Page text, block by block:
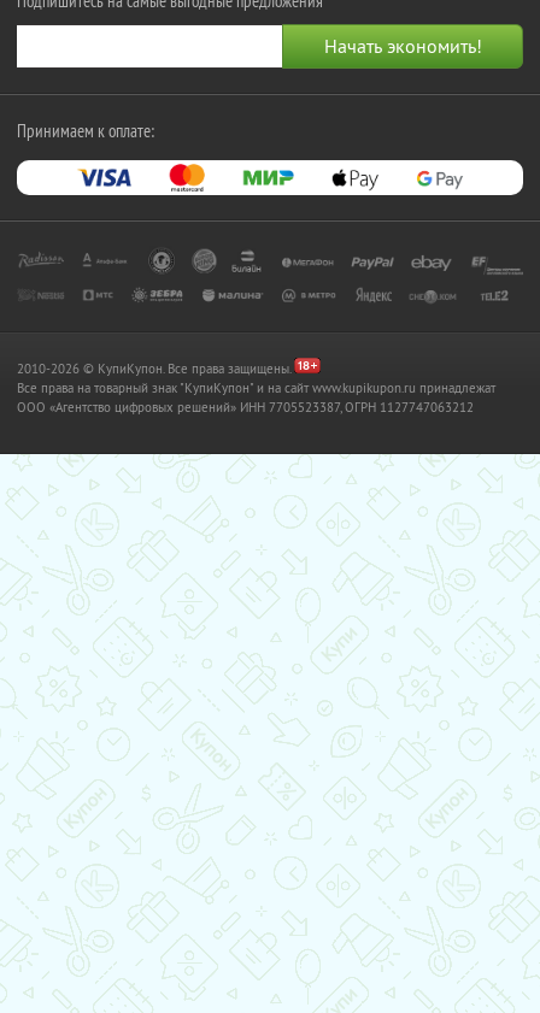
Принимаем к оплате:
2010-2026 © КупиКупон. Все права защищены.
Все права на товарный знак "КупиКупон" и на сайт www.kupikupon.ru принадлежат
OOO «Агентство цифровых решений» ИНН 7705523387, ОГРН 1127747063212